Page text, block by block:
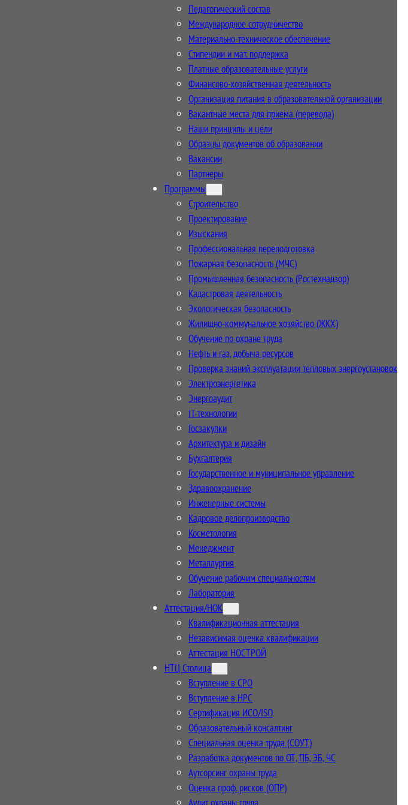
Педагогический состав
Международное сотрудничество
Материально-техническое обеспечение
Стипендии и мат. поддержка
Платные образовательные услуги
Финансово-хозяйственная деятельность
Организация питания в образовательной организации
Вакантные места для приема (перевода)
Наши принципы и цели
Образцы документов об образовании
Вакансии
Партнеры
Программы
Строительство
Проектирование
Изыскания
Профессиональная переподготовка
Пожарная безопасность (МЧС)
Промышленная безопасность (Ростехнадзор)
Кадастровая деятельность
Экологическая безопасность
Жилищно-коммунальное хозяйство (ЖКХ)
Обучение по охране труда
Нефть и газ, добыча ресурсов
Проверка знаний эксплуатации тепловых энергоустановок
Электроэнергетика
Энергоаудит
IT-технологии
Госзакупки
Архитектура и дизайн
Бухгалтерия
Государственное и муниципальное управление
Здравоохранение
Инженерные системы
Кадровое делопроизводство
Косметология
Менеджмент
Металлургия
Обучение рабочим специальностям
Лаборатория
Аттестация/НОК
Квалификационная аттестация
Независимая оценка квалификации
Аттестация НОСТРОЙ
НТЦ Столица
Вступление в СРО
Вступление в НРС
Сертификация ИСО/ISO
Образовательный консалтинг
Специальная оценка труда (СОУТ)
Разработка документов по ОТ, ПБ, ЭБ, ЧС
Аутсорсинг охраны труда
Оценка проф. рисков (ОПР)